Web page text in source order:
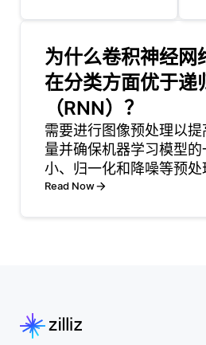
息、改善流程、
通过应用各种分
析方法，组织能
够识别之前无法
看到的模式、趋
势和机会。这有
助于团队理解用
户行为、市场需
求以及其产品整
为什么卷积神经网
在分类方面优于递
（RNN）？
需要进行图像预处理以
量并确保机器学习模型
小、归一化和降噪等预处
型学习有意义模式的能力
Read Now